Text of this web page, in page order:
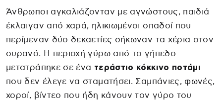
Άνθρωποι αγκαλιάζονταν με αγνώστους, παιδιά
έκλαιγαν από χαρά, ηλικιωμένοι οπαδοί που
περίμεναν δύο δεκαετίες σήκωναν τα χέρια στον
ουρανό. Η περιοχή γύρω από το γήπεδο
μετατράπηκε σε ένα τεράστιο κόκκινο ποτάμι
που δεν έλεγε να σταματήσει. Σαμπάνιες, φωνές,
χοροί, βίντεο που ήδη κάνουν τον γύρο του